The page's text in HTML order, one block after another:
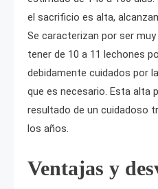
el sacrificio es alta,
Se caracterizan por ser
tener de 10 a 11 lechones
debidamente cuidados por
que es necesario. Esta alta
resultado de un cuidadoso
los años.
Ventajas y